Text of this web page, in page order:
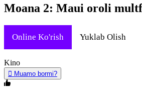
Moana 2: Maui oroli
Online Ko'rish Yuklab Olish
Kino
Muamo bormi?